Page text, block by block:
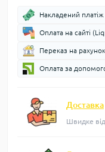
Накладений
Оплата на сайті
Переказ на
Оплата за
Доставка
Швидке